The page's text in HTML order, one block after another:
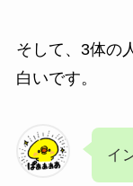
そして、3体の
白いです。
イ